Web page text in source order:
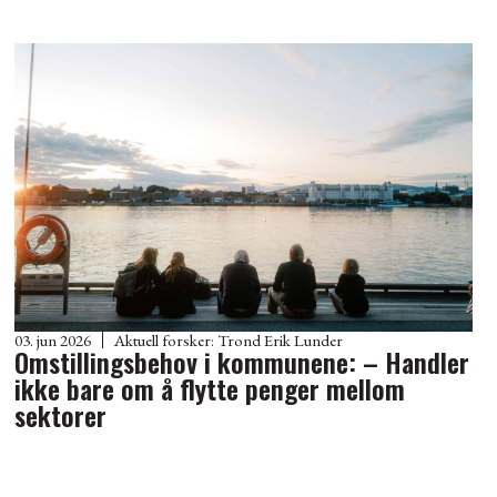
03. jun 2026 Aktuell forsker: Trond Erik Lunder
Omstillingsbehov i kommunene: – Handler
ikke bare om å flytte penger mellom
sektorer